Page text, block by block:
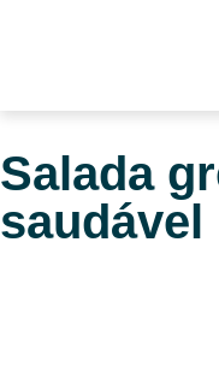
Salada
saudável